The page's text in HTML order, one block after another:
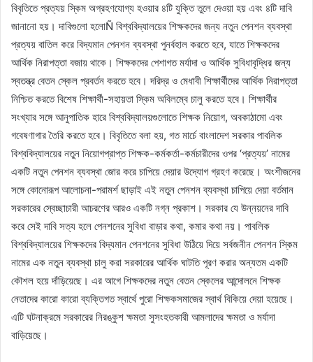
বিবৃতিতে প্রত্যয় স্কিম অগ্রহণযোগ্য হওয়ার ৪টি যুক্তি তুলে দেওয়া হয় এবং ৪টি দাবি
জানানো হয়। দাবিগুলো হলোÑ বিশ্ববিদ্যালয়ের শিক্ষকদের জন্য নতুন পেনশন ব্যবস্থা
প্রত্যয় বাতিল করে বিদ্যমান পেনশন ব্যবস্থা পুনর্বহাল করতে হবে, যাতে শিক্ষকদের
আর্থিক নিরাপত্তা বজায় থাকে। শিক্ষকদের পেশাগত মর্যাদা ও আর্থিক সুবিধাবৃদ্ধির জন্য
স্বতন্ত্র বেতন স্কেল প্রবর্তন করতে হবে। দরিদ্র ও মেধাবী শিক্ষার্থীদের আর্থিক নিরাপত্তা
নিশ্চিত করতে বিশেষ শিক্ষার্থী-সহায়তা স্কিম অবিলম্বে চালু করতে হবে। শিক্ষার্থীর
সংখ্যার সঙ্গে আনুপাতিক হারে বিশ্ববিদ্যালয়গুলোতে শিক্ষক নিয়োগ, অবকাঠামো এবং
গবেষণাগার তৈরি করতে হবে। বিবৃতিতে বলা হয়, গত মার্চে বাংলাদেশ সরকার পাবলিক
বিশ্ববিদ্যালয়ের নতুন নিয়োগপ্রাপ্ত শিক্ষক-কর্মকর্তা-কর্মচারীদের ওপর ‘প্রত্যয়’ নামের
একটি নতুন পেনশন ব্যবস্থা জোর করে চাপিয়ে দেয়ার উদ্যোগ গ্রহণ করেছে। অংশীজনের
সঙ্গে কোনোরূপ আলোচনা-পরামর্শ ছাড়াই এই নতুন পেনশন ব্যবস্থা চাপিয়ে দেয়া বর্তমান
সরকারের স্বেচ্ছাচারী আচরণের আরও একটি নগ্ন প্রকাশ। সরকার যে উন্নয়নের দাবি
করে সেই দাবি সত্য হলে পেনশনের সুবিধা বাড়ার কথা, কমার কথা নয়। পাবলিক
বিশ্ববিদ্যালয়ের শিক্ষকদের বিদ্যমান পেনশনের সুবিধা উঠিয়ে দিয়ে সর্বজনীন পেনশন স্কিম
নামের এক নতুন ব্যবস্থা চালু করা সরকারের আর্থিক ঘাটতি পূরণ করার অন্যতম একটি
কৌশল হয়ে দাঁড়িয়েছে। এর আগে শিক্ষকদের নতুন বেতন স্কেলের আন্দোলনে শিক্ষক
নেতাদের কারো কারো ব্যক্তিগত স্বার্থে পুরো শিক্ষকসমাজের স্বার্থ বিকিয়ে দেয়া হয়েছে।
এটি ঘটনাক্রমে সরকারের নিরঙ্কুশ ক্ষমতা সুসংহতকারী আমলাদের ক্ষমতা ও মর্যাদা
বাড়িয়েছে।